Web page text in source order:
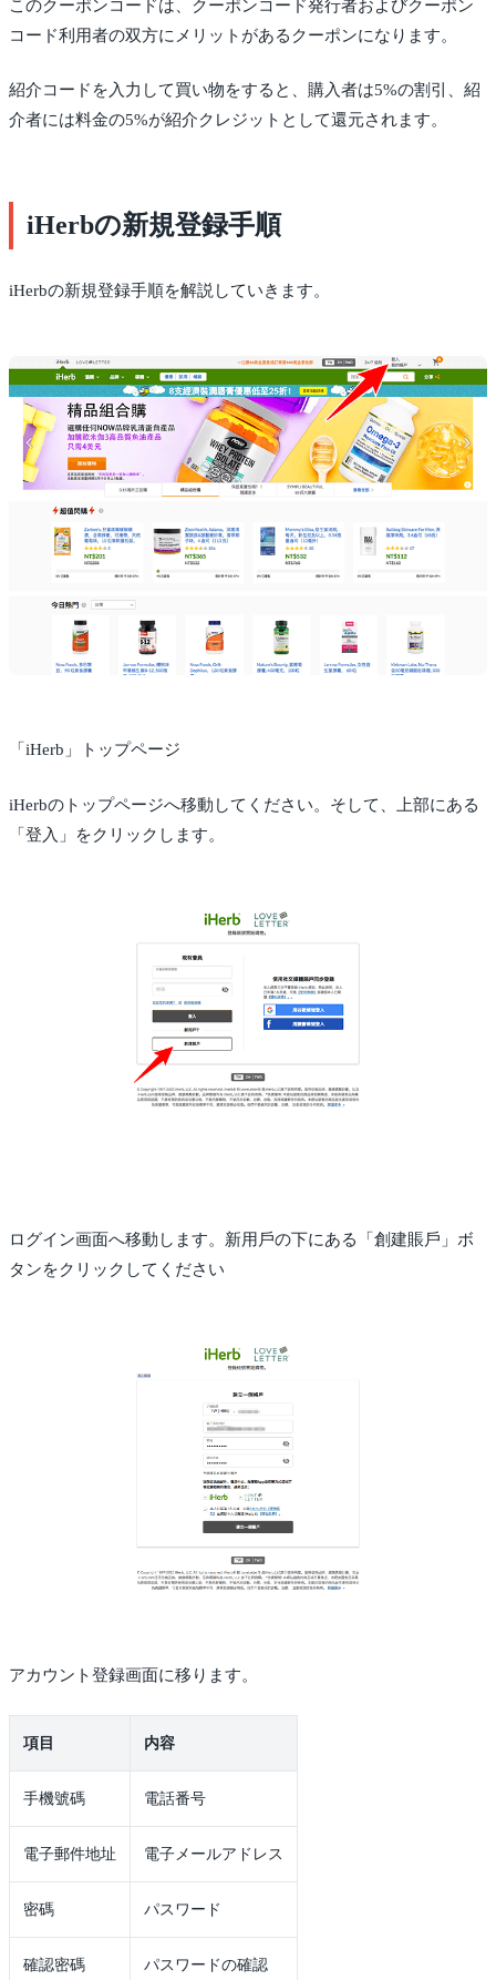
このクーポンコードは、クーポンコード発行者およびクーポン
コード利用者の双方にメリットがあるクーポンになります。
紹介コードを入力して買い物をすると、購入者は5%の割引、紹
介者には料金の5%が紹介クレジットとして還元されます。
iHerbの新規登録手順
iHerbの新規登録手順を解説していきます。
「iHerb」トップページ
iHerbのトップページへ移動してください。そして、上部にある
「登入」をクリックします。
ログイン画面へ移動します。新用戶の下にある「創建賬戶」ボ
タンをクリックしてください
アカウント登録画面に移ります。
項目 内容
手機號碼 電話番号
電子郵件地址 電子メールアドレス
密碼 パスワード
確認密碼 パスワードの確認